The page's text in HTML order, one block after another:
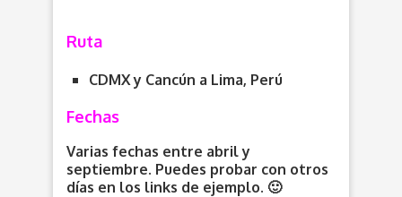
Ruta
CDMX y Cancún a Lima, Perú
Fechas
Varias fechas entre abril y
septiembre. Puedes probar con otros
días en los links de ejemplo. 🙂